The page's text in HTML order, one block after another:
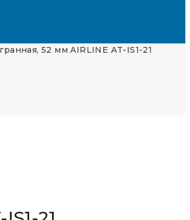
52 мм AIRLINE AT-IS1-21